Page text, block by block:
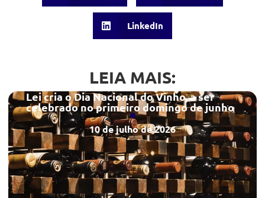
LinkedIn
LEIA MAIS:
Lei cria o Dia Nacional do Vinho, a ser
celebrado no primeiro domingo de junho
10 de julho de 2026